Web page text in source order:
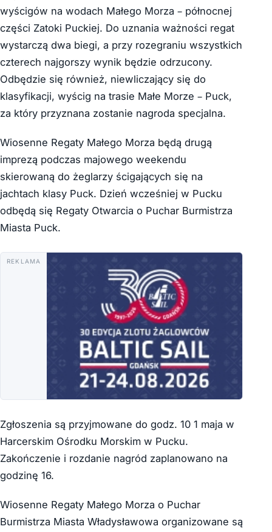
wyścigów na wodach Małego Morza – północnej
części Zatoki Puckiej. Do uznania ważności regat
wystarczą dwa biegi, a przy rozegraniu wszystkich
czterech najgorszy wynik będzie odrzucony.
Odbędzie się również, niewliczający się do
klasyfikacji, wyścig na trasie Małe Morze – Puck,
za który przyznana zostanie nagroda specjalna.
Wiosenne Regaty Małego Morza będą drugą
imprezą podczas majowego weekendu
skierowaną do żeglarzy ścigających się na
jachtach klasy Puck. Dzień wcześniej w Pucku
odbędą się Regaty Otwarcia o Puchar Burmistrza
Miasta Puck.
REKLAMA
Zgłoszenia są przyjmowane do godz. 10 1 maja w
Harcerskim Ośrodku Morskim w Pucku.
Zakończenie i rozdanie nagród zaplanowano na
godzinę 16.
Wiosenne Regaty Małego Morza o Puchar
Burmistrza Miasta Władysławowa organizowane są